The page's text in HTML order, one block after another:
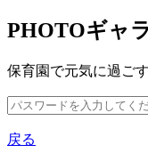
PHOTOギャ
保育園で元気に過ご
戻る